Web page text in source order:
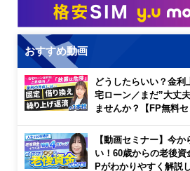
おすすめ動画
どうしたらいい？金利
宅ローン／まだ”大丈
ませんか？【FP無料セ
【動画セミナー】今か
い！60歳からの老後資
Pがわかりやすく解説